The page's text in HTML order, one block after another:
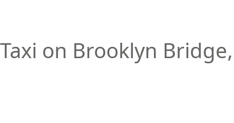
Taxi on Brooklyn Bridge,